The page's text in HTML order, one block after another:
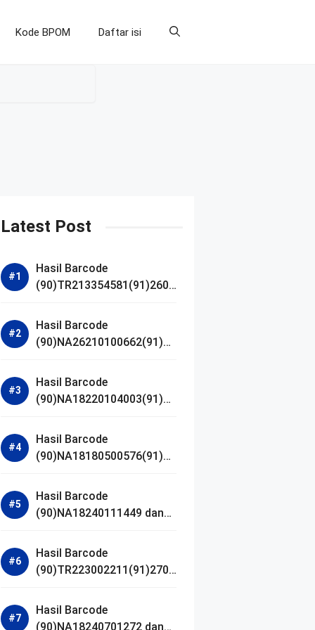
Kode BPOM Daftar isi
Latest Post
Hasil Barcode
(90)TR213354581(91)2607
Hasil Barcode
(90)NA26210100662(91)24
Hasil Barcode
(90)NA18220104003(91)25
Hasil Barcode
(90)NA18180500576(91)21
Hasil Barcode
(90)NA18240111449 dan
Hasil Barcode
(90)TR223002211(91)2701
Hasil Barcode
(90)NA18240701272 dan